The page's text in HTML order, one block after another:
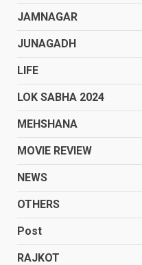
JAMNAGAR
JUNAGADH
LIFE
LOK SABHA 2024
MEHSHANA
MOVIE REVIEW
NEWS
OTHERS
Post
RAJKOT